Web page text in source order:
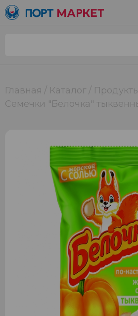
Главная Каталог
Семечки "Белочка"